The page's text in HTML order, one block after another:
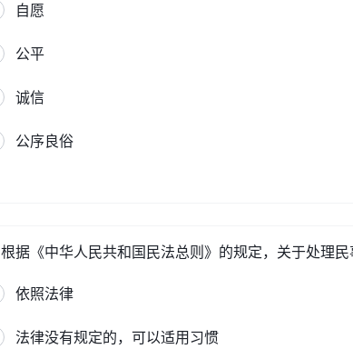
自愿
公平
诚信
公序良俗
根据《中华人民共和国民法总则》的规定，关于处理民
依照法律
法律没有规定的，可以适用习惯